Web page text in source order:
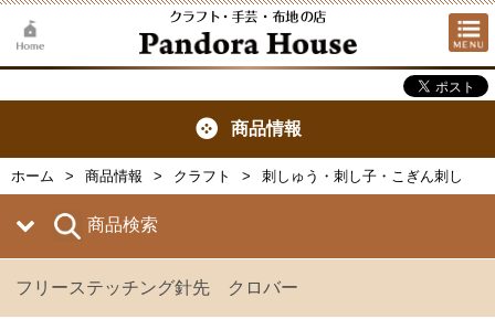
商品情報
ホーム 商品情報 クラフト 刺しゅう・刺し子・こぎん刺し
商品検索
フリーステッチング針先 クロバー